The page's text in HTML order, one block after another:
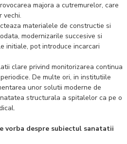
majora a cutremurelor, care
vechi.
materialele de constructie si
modernizarile succesive si
initiale, pot introduce incarcari
clare privind monitorizarea continua
De multe ori, in institutiile
unor solutii moderne de
structurala a spitalelor ca pe o
vorba despre subiectul sanatatii